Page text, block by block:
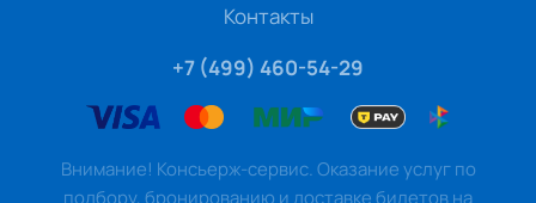
Контакты
+7 (499) 460-54-29
Внимание! Консьерж-сервис. Оказание услуг по
подбору, бронированию и доставке билетов на